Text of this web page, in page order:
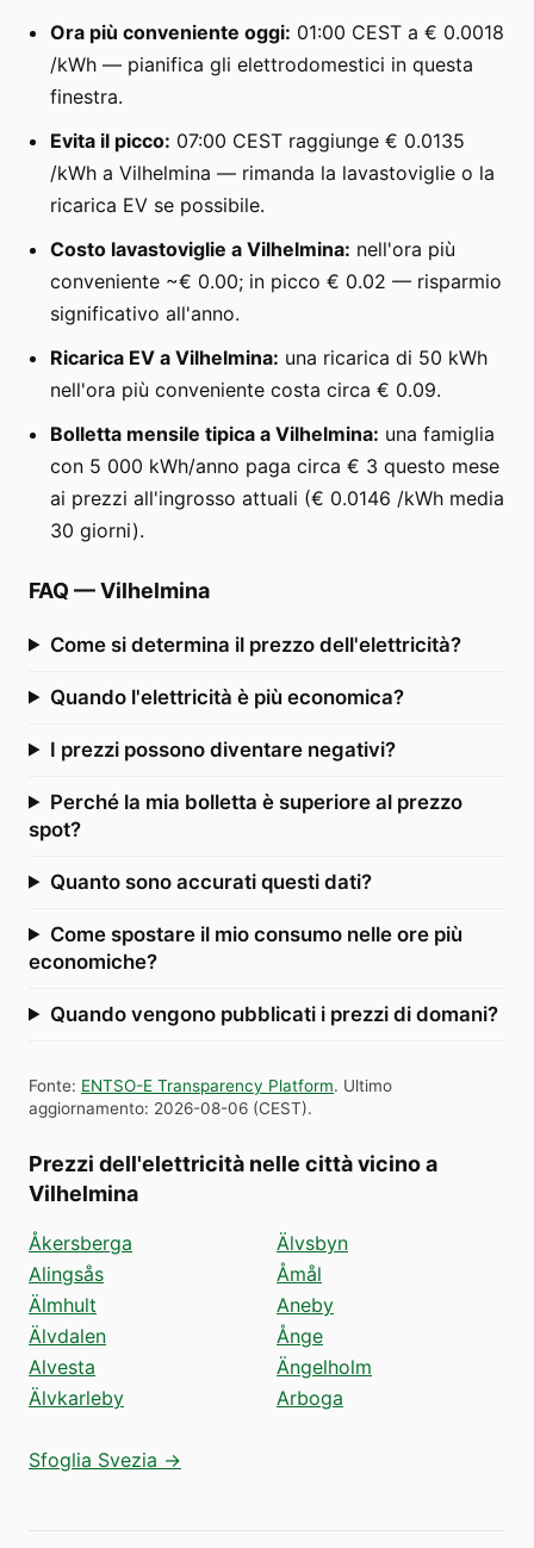
Ora più conveniente oggi: 01:00 CEST a € 0.0018
/kWh — pianifica gli elettrodomestici in questa
finestra.
Evita il picco: 07:00 CEST raggiunge € 0.0135
/kWh a Vilhelmina — rimanda la lavastoviglie o la
ricarica EV se possibile.
Costo lavastoviglie a Vilhelmina: nell'ora più
conveniente ~€ 0.00; in picco € 0.02 — risparmio
significativo all'anno.
Ricarica EV a Vilhelmina: una ricarica di 50 kWh
nell'ora più conveniente costa circa € 0.09.
Bolletta mensile tipica a Vilhelmina: una famiglia
con 5 000 kWh/anno paga circa € 3 questo mese
ai prezzi all'ingrosso attuali (€ 0.0146 /kWh media
30 giorni).
FAQ —Vilhelmina
Come si determina il prezzo dell'elettricità?
Quando l'elettricità è più economica?
I prezzi possono diventare negativi?
Perché la mia bolletta è superiore al prezzo
spot?
Quanto sono accurati questi dati?
Come spostare il mio consumo nelle ore più
economiche?
Quando vengono pubblicati i prezzi di domani?
Fonte: ENTSO-E Transparency Platform. Ultimo
aggiornamento: 2026-08-06 (CEST).
Prezzi dell'elettricità nelle città vicino a
Vilhelmina
Åkersberga
Alingsås
Älmhult
Älvdalen
Alvesta
Älvkarleby
Älvsbyn
Åmål
Aneby
Ånge
Ängelholm
Arboga
Sfoglia Svezia →